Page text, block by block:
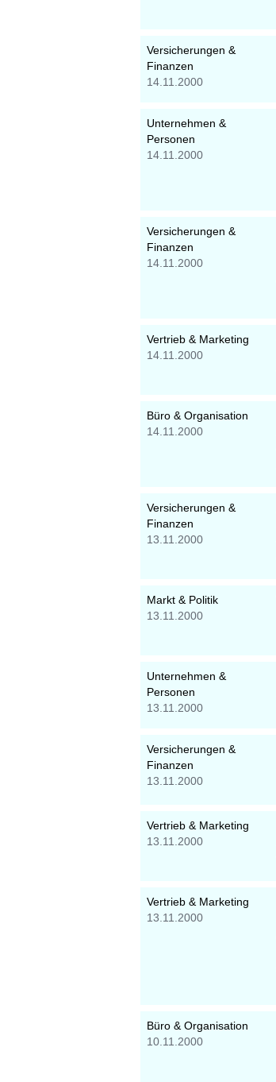
Versicherungen &
Finanzen
14.11.2000
Unternehmen &
Personen
14.11.2000
Versicherungen &
Finanzen
14.11.2000
Vertrieb & Marketing
14.11.2000
Büro & Organisation
14.11.2000
Versicherungen &
Finanzen
13.11.2000
Markt & Politik
13.11.2000
Unternehmen &
Personen
13.11.2000
Versicherungen &
Finanzen
13.11.2000
Vertrieb & Marketing
13.11.2000
Vertrieb & Marketing
13.11.2000
Büro & Organisation
10.11.2000